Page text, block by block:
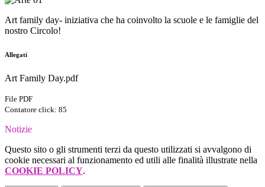
Art family day- iniziativa che ha coinvolto la scuole e le famiglie del
nostro Circolo!
Allegati
Art Family Day.pdf
File PDF
Contatore click: 85
Notizie
Questo sito o gli strumenti terzi da questo utilizzati si avvalgono di
cookie necessari al funzionamento ed utili alle finalità illustrate nella
COOKIE POLICY.